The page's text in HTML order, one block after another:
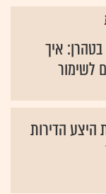
איך
לשימור
הדירות